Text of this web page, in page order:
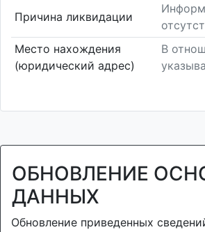
Причина ликвидации
Место нахождения
(юридический адрес)
В
ОБНОВЛЕНИЕ
ДАННЫХ
Обновление приведенных